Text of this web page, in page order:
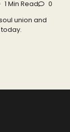
1 Min Read 0
union and